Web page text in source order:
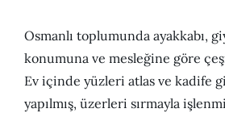
Osmanlı toplumunda ayakkabı,
konumuna ve mesleğine göre
Ev içinde yüzleri atlas ve kadife
yapılmış, üzerleri sırmayla